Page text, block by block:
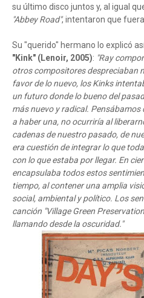
su último disco juntos y, al igual
"Abbey Road", intentaron que
Su "querido" hermano lo explicó
"Kink" (Lenoir, 2005): "Ray
otros compositores despreciaban
favor de lo nuevo, los Kinks
un futuro donde lo bueno del
más nuevo y radical. Pensábamos
a haber una, no ocurriría al
cadenas de nuestro pasado, de
era cuestión de integrar lo que
con lo que estaba por llegar. En
encapsulaba todos estos
tiempo, al contener una amplia
social, ambiental y político. Los
canción "Village Green
llamando desde la oscuridad."